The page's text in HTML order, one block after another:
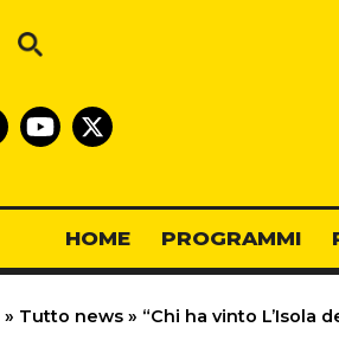
HOME PROGRAMMI
» Tutto news » “Chi ha vinto L’Isola